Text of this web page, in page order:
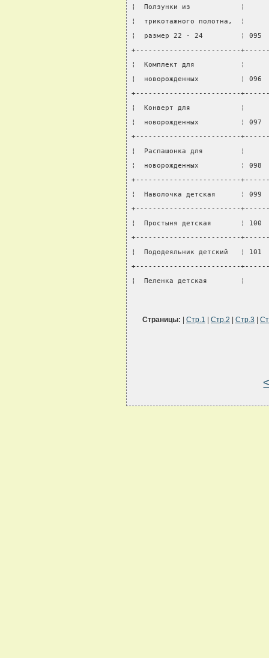
¦  Ползунки из
¦  трикотажного
¦  размер 22 - 24         ¦
+-------------------------
¦  Комплект для
¦  новорожденных
+-------------------------
¦  Конверт для
¦  новорожденных
+-------------------------
¦  Распашонка для
¦  новорожденных
+-------------------------
¦  Наволочка детская
+-------------------------
¦  Простыня детская
+-------------------------
¦  Пододеяльник
+-------------------------
¦  Пеленка детская
Страницы: Стр.1 Стр.2 Стр.3